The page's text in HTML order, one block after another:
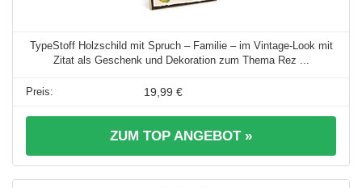
TypeStoff Holzschild mit Spruch – Familie – im Vintage-Look mit
Zitat als Geschenk und Dekoration zum Thema Rez ...
19,99 €
ZUM TOP ANGEBOT »